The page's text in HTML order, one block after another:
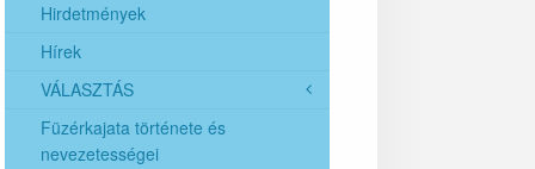
Hirdetmények
Hírek
VÁLASZTÁS
2024. évi helyi önkormányzati
képviselők és polgármesterek
Füzérkajata története és
nevezetességei